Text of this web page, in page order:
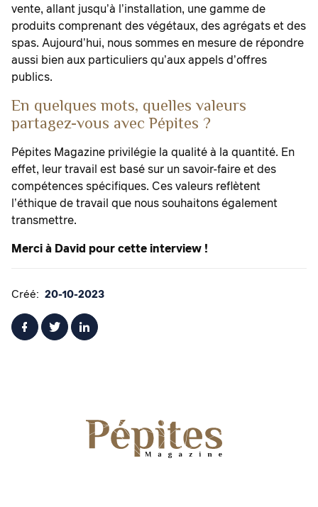
vente, allant jusqu’à l’installation, une gamme de
produits comprenant des végétaux, des agrégats et des
spas. Aujourd’hui, nous sommes en mesure de répondre
aussi bien aux particuliers qu’aux appels d’offres
publics.
En quelques mots, quelles valeurs
partagez-vous avec Pépites ?
Pépites Magazine privilégie la qualité à la quantité. En
effet, leur travail est basé sur un savoir-faire et des
compétences spécifiques. Ces valeurs reflètent
l’éthique de travail que nous souhaitons également
transmettre.
Merci à David pour cette interview !
Créé: 20-10-2023